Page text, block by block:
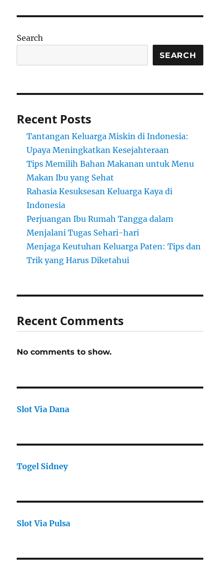
Search
SEARCH
Recent Posts
Tantangan Keluarga Miskin di Indonesia:
Upaya Meningkatkan Kesejahteraan
Tips Memilih Bahan Makanan untuk Menu
Makan Ibu yang Sehat
Rahasia Kesuksesan Keluarga Kaya di
Indonesia
Perjuangan Ibu Rumah Tangga dalam
Menjalani Tugas Sehari-hari
Menjaga Keutuhan Keluarga Paten: Tips dan
Trik yang Harus Diketahui
Recent Comments
No comments to show.
Slot Via Dana
Togel Sidney
Slot Via Pulsa